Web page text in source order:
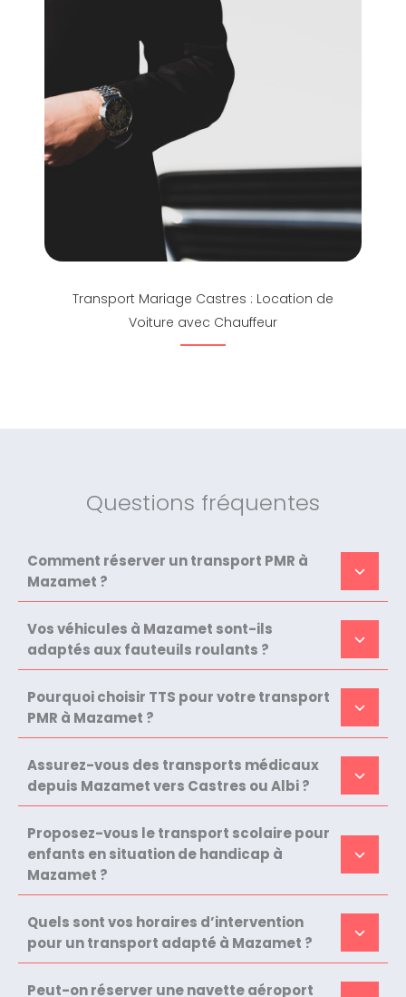
Transport Mariage Castres : Location de
Voiture avec Chauffeur
Questions fréquentes
Comment réserver un transport PMR à
Mazamet ?
Vos véhicules à Mazamet sont-ils
adaptés aux fauteuils roulants ?
Pourquoi choisir TTS pour votre transport
PMR à Mazamet ?
Assurez-vous des transports médicaux
depuis Mazamet vers Castres ou Albi ?
Proposez-vous le transport scolaire pour
enfants en situation de handicap à
Mazamet ?
Quels sont vos horaires d’intervention
pour un transport adapté à Mazamet ?
Peut-on réserver une navette aéroport